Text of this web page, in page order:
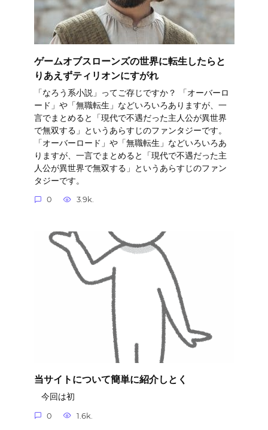
ゲームオブスローンズの世界に転生したらと
りあえずティリオンにすがれ
「なろう系小説」ってご存じですか？ 「オーバーロ
ード」や「無職転生」などいろいろありますが、一
言でまとめると「現代で不遇だった主人公が異世界
で無双する」というあらすじのファンタジーです。
「オーバーロード」や「無職転生」などいろいろあ
りますが、一言でまとめると「現代で不遇だった主
人公が異世界で無双する」というあらすじのファン
タジーです。
0 3.9k.
当サイトについて簡単に紹介しとく
今回は初
0 1.6k.